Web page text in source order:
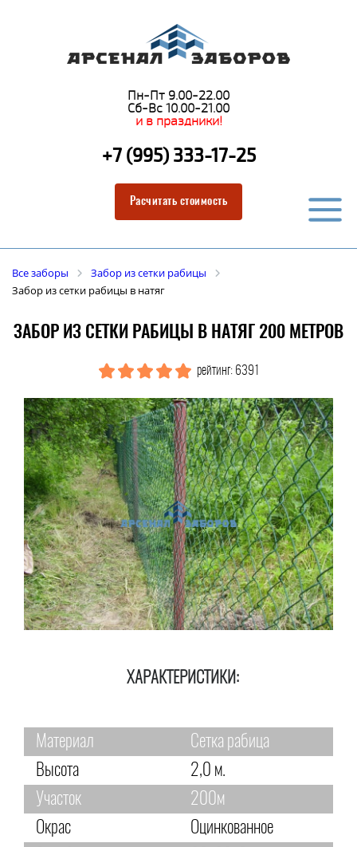
Пн-Пт 9.00-22.00
Сб-Вс 10.00-21.00
и в праздники!
+7 (995) 333-17-25
Расчитать стоимость
Все заборы
Забор из сетки рабицы
Забор из сетки рабицы в натяг
ЗАБОР ИЗ СЕТКИ РАБИЦЫ В НАТЯГ 200 МЕТРОВ
рейтинг: 6391
ХАРАКТЕРИСТИКИ:
Материал
Сетка рабица
Высота
2,0 м.
Участок
200м
Окрас
Оцинкованное